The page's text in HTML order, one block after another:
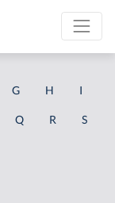
G H I
Q R S